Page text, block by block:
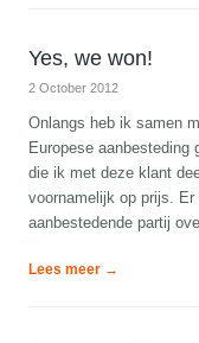
Yes, we won!
2 October 2012
Onlangs heb ik samen
Europese aanbesteding
die ik met deze klant
voornamelijk op prijs.
aanbestedende partij
Lees meer →